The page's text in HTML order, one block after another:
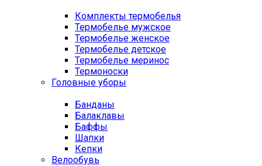
Комплекты термобелья
Термобелье мужское
Термобелье женское
Термобелье детское
Термобелье меринос
Термоноски
Головные уборы
Банданы
Балаклавы
Баффы
Шапки
Кепки
Велообувь